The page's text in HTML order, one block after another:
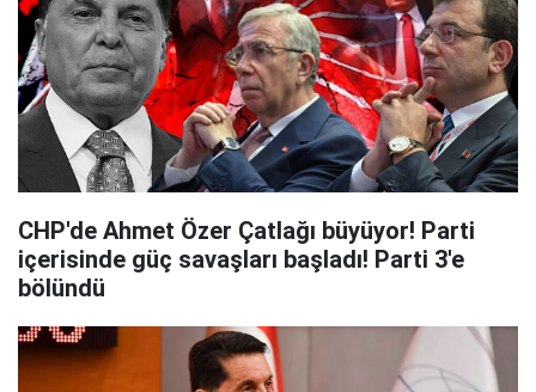
CHP'de Ahmet Özer Çatlağı büyüyor! Parti
içerisinde güç savaşları başladı! Parti 3'e
bölündü